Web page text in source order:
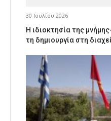
30 Ιουλίου 2026
Η ιδιοκτησία της
τη δημιουργία στη